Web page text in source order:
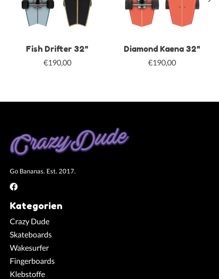
Fish Drifter 32"
€190,00
Diamond Kaena 32"
€190,00
Go Bananas. Est. 2017.
Kategorien
Crazy Dude
Skateboards
Wakesurfer
Fingerboards
Klebstoffe